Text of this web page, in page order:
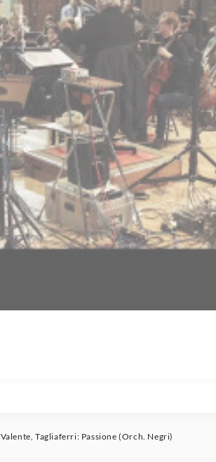
Valente, Tagliaferri: Passione (Orch. Negri)